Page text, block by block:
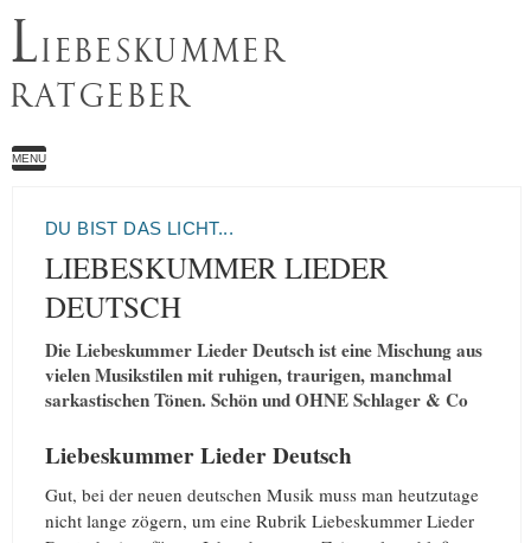
LIEBESKUMMER
RATGEBER
MENU
DU BIST DAS LICHT...
LIEBESKUMMER LIEDER
DEUTSCH
Die Liebeskummer Lieder Deutsch ist eine Mischung aus
vielen Musikstilen mit ruhigen, traurigen, manchmal
sarkastischen Tönen. Schön und OHNE Schlager & Co
Liebeskummer Lieder Deutsch
Gut, bei der neuen deutschen Musik muss man heutzutage
nicht lange zögern, um eine Rubrik Liebeskummer Lieder